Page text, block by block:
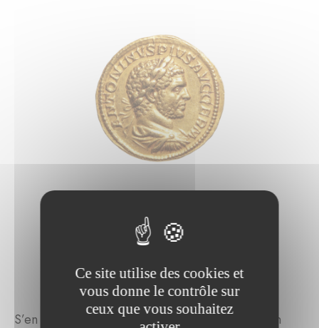
⁎
S’en est suivi le 17 juin chez Aponem l’achat d’un
Ce site utilise des cookies et
vous donne le contrôle sur
ceux que vous souhaitez